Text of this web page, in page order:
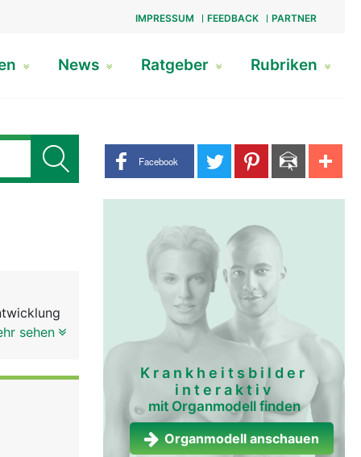
IMPRESSUM FEEDBACK PARTNER
News Ratgeber Rubriken
Share buttons
Facebook
in
sehen
Krankheitsbilder
interaktiv
mit Organmodell finden
Organmodell anschauen